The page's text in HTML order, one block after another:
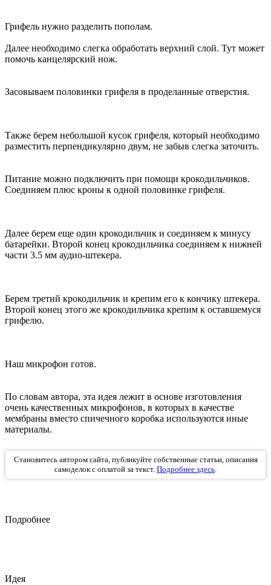
Грифель нужно разделить пополам.
Далее необходимо слегка обработать верхний слой. Тут может
помочь канцелярский нож.
Засовываем половинки грифеля в проделанные отверстия.
Также берем небольшой кусок грифеля, который необходимо
разместить перпендикулярно двум, не забыв слегка заточить.
Питание можно подключить при помощи крокодильчиков.
Соединяем плюс кроны к одной половинке грифеля.
Далее берем еще один крокодильчик и соединяем к минусу
батарейки. Второй конец крокодильчика соединяем к нижней
части 3.5 мм аудио-штекера.
Берем третий крокодильчик и крепим его к кончику штекера.
Второй конец этого же крокодильчика крепим к оставшемуся
грифелю.
Наш микрофон готов.
По словам автора, эта идея лежит в основе изготовления
очень качественных микрофонов, в которых в качестве
мембраны вместо спичечного коробка используются иные
материалы.
Становитесь автором сайта, публикуйте собственные статьи, описания
самоделок с оплатой за текст. Подробнее здесь.
Подробнее
Идея